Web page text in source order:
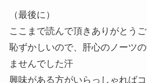
（最後に）
ここまで読んで頂きありがとうご
恥ずかしいので、肝心のノーツ
ませんでした汗
興味がある方がいらっしゃれば